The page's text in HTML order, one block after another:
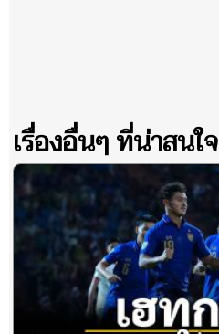
เรื่องอื่นๆ ที่น่าสนใจ